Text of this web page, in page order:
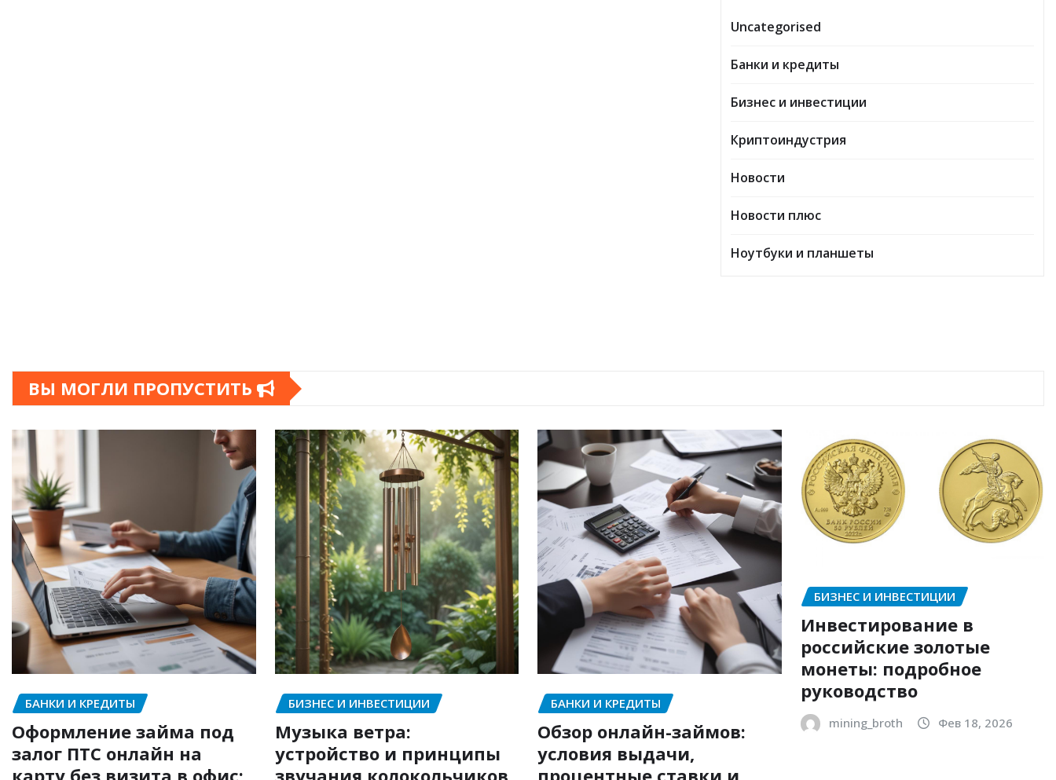
Uncategorised
Банки и кредиты
Бизнес и инвестиции
Криптоиндустрия
Новости
Новости плюс
Ноутбуки и планшеты
ВЫ МОГЛИ ПРОПУСТИТЬ
БАНКИ И КРЕДИТЫ
Оформление займа под
залог ПТС онлайн на
БИЗНЕС И ИНВЕСТИЦИИ
Музыка ветра:
устройство и принципы
БАНКИ И КРЕДИТЫ
Обзор онлайн-займов:
условия выдачи,
БИЗНЕС И ИНВЕСТИЦИИ
Инвестирование в
российские золотые
монеты: подробное
руководство
mining_broth Фев 18, 2026